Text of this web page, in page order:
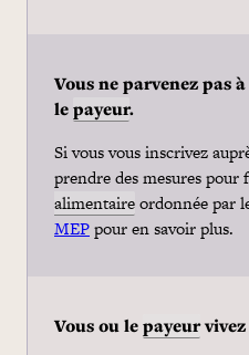
Vous ne parvenez pas
lepayeur.
Si vous vous inscrivez
prendre des mesures pour
alimentaireordonnée par
MEPpour en savoir plus.
Vous ou lepayeurvivez